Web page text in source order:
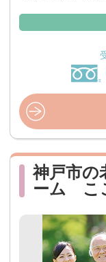
神戸市の
ーム こ